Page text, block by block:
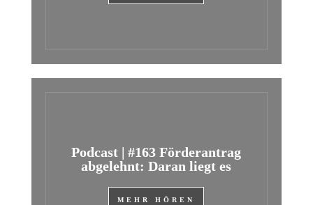
Podcast | #163 Förderantrag
abgelehnt: Daran liegt es
MEHR HÖREN